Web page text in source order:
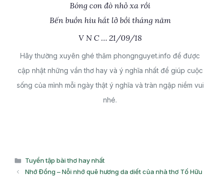
Bóng con đò nhỏ xa rồi
Bến buồn hiu hắt lở bồi tháng năm
V N C … 21/09/18
Hãy thường xuyên ghé thăm phongnguyet.info để được
cập nhật những vần thơ hay và ý nghĩa nhất để giúp cuộc
sống của mình mỗi ngày thật ý nghĩa và tràn ngập niềm vui
nhé.
Danh
mục
Tuyển tập bài thơ hay nhất
Nhớ Đồng – Nỗi nhớ quê hương da diết của nhà thơ Tố Hữu